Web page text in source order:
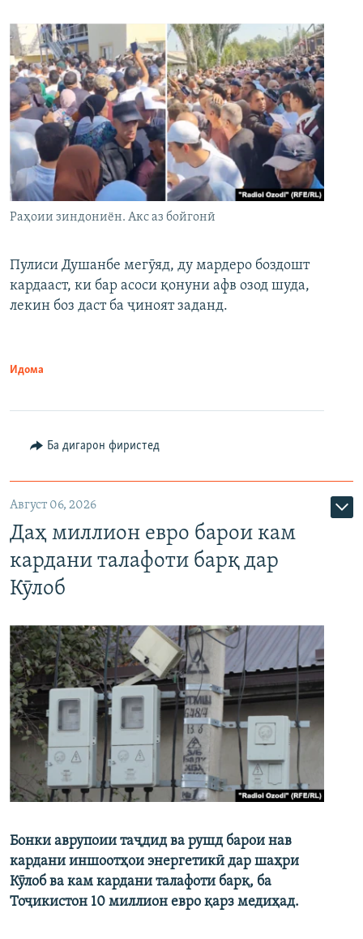
Раҳоии зиндониён. Акс аз бойгонӣ
Пулиси Душанбе мегӯяд, ду мардеро боздошт
кардааст, ки бар асоси қонуни афв озод шуда,
лекин боз даст ба ҷиноят заданд.
Идома
Ба дигарон фиристед
Август 06, 2026
Даҳ миллион евро барои кам
кардани талафоти барқ дар
Кӯлоб
Бонки аврупоии таҷдид ва рушд барои нав
кардани иншоотҳои энергетикӣ дар шаҳри
Кӯлоб ва кам кардани талафоти барқ, ба
Тоҷикистон 10 миллион евро қарз медиҳад.